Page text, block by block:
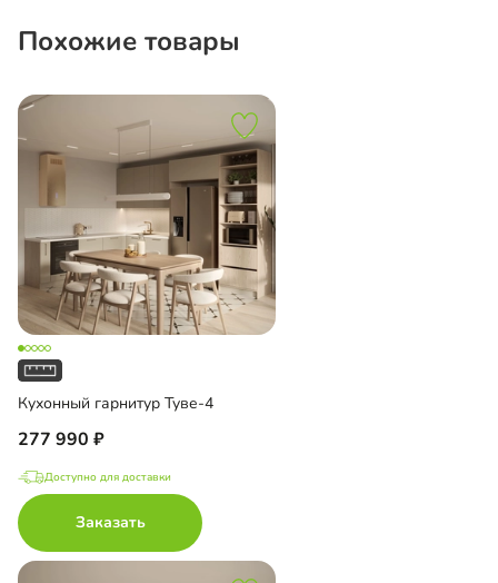
Похожие товары
Кухонный гарнитур Туве-4
277 990
Доступно для доставки
Заказать